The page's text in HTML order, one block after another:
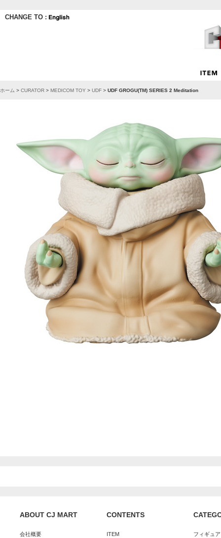
CHANGE TO :
ホーム > CURATOR > MEDICOM TOY > UDF > UDF GROGU(TM) SERIES 2 Meditation
ABOUT CJ MART
会社概要
CONTENTS
ITEM フィギュ